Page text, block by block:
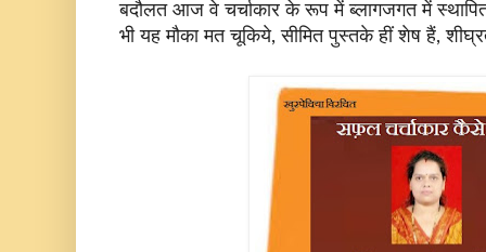
बदौलत आज वे चर्चाकार के रूप में ब्लागजगत में
भी यह मौका मत चूकिये, सीमित पुस्तके हीं शेष हैं,